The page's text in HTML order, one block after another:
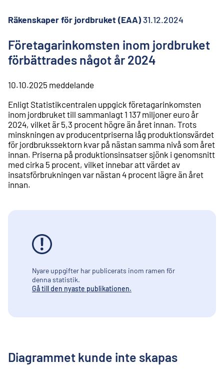
Räkenskaper för jordbruket (EAA)31.12.2024
Företagarinkomsten inom jordbruket
förbättrades något år 2024
10.10.2025 meddelande
Enligt Statistikcentralen uppgick företagarinkomsten
inom jordbruket till sammanlagt 1 137 miljoner euro år
2024, vilket är 5,3 procent högre än året innan. Trots
minskningen av producentpriserna låg produktionsvärdet
för jordbrukssektorn kvar på nästan samma nivå som året
innan. Priserna på produktionsinsatser sjönk i genomsnitt
med cirka 5 procent, vilket innebar att värdet av
insatsförbrukningen var nästan 4 procent lägre än året
innan.
Nyare uppgifter har publicerats inom ramen för
denna statistik.
Gå till den nyaste publikationen.
Diagrammet kunde inte skapas